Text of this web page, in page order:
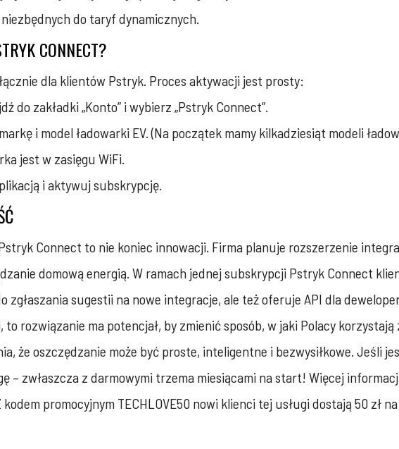
do taryf dynamicznych.
CONNECT?
dla klientów Pstryk. Proces aktywacji jest prosty:
do zakładki „Konto” i wybierz „Pstryk Connect”.
i model ładowarki EV. (Na początek mamy kilkadziesiąt modeli
jest w zasięgu WiFi.
i aktywuj subskrypcję.
Connect to nie koniec innowacji. Firma planuje rozszerzenie
domową energią. W ramach jednej subskrypcji Pstryk Connect
zgłaszania sugestii na nowe integracje, ale też oferuje API dla
rozwiązanie ma potencjał, by zmienić sposób, w jaki Polacy korzystają
że oszczędzanie może być proste, inteligentne i bezwysiłkowe. Jeśli
– zwłaszcza z darmowymi trzema miesiącami na start! Więcej
promocyjnym TECHLOVE50 nowi klienci tej usługi dostają 50 zł